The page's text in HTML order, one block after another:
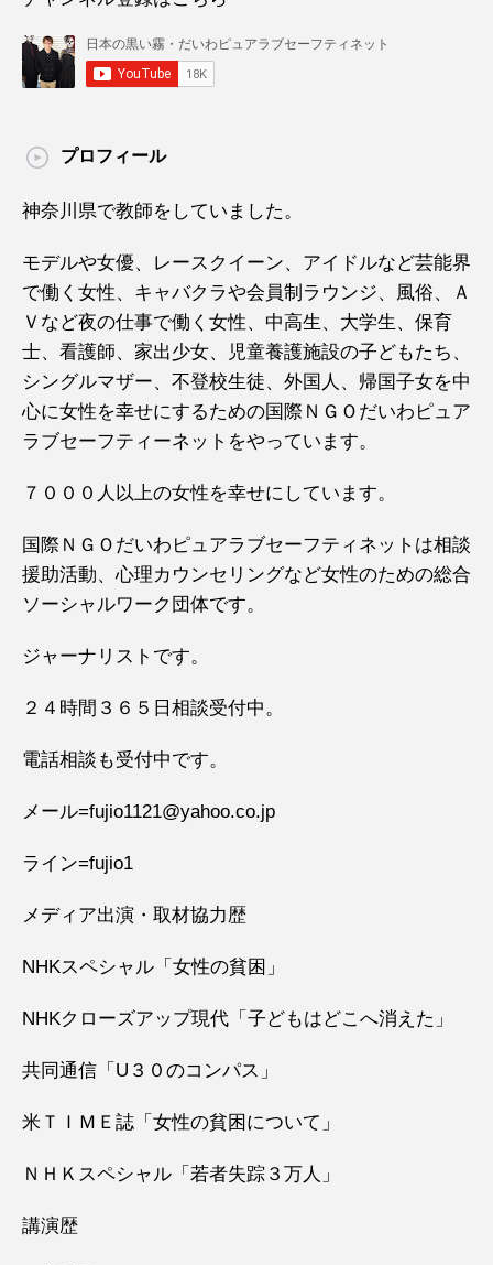
プロフィール
神奈川県で教師をしていました。
モデルや女優、レースクイーン、アイドルなど芸能界
で働く女性、キャバクラや会員制ラウンジ、風俗、Ａ
Ｖなど夜の仕事で働く女性、中高生、大学生、保育
士、看護師、家出少女、児童養護施設の子どもたち、
シングルマザー、不登校生徒、外国人、帰国子女を中
心に女性を幸せにするための国際ＮＧＯだいわピュア
ラブセーフティーネットをやっています。
７０００人以上の女性を幸せにしています。
国際ＮＧＯだいわピュアラブセーフティネットは相談
援助活動、心理カウンセリングなど女性のための総合
ソーシャルワーク団体です。
ジャーナリストです。
２４時間３６５日相談受付中。
電話相談も受付中です。
メール=fujio1121@yahoo.co.jp
ライン=fujio1
メディア出演・取材協力歴
NHKスペシャル「女性の貧困」
NHKクローズアップ現代「子どもはどこへ消えた」
共同通信「U３０のコンパス」
米ＴＩＭＥ誌「女性の貧困について」
ＮＨＫスペシャル「若者失踪３万人」
講演歴